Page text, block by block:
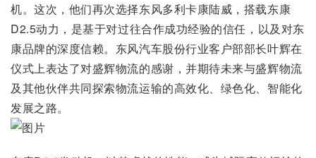
机。这次，他们再次选择东风多利卡康陆威，搭载东康
D2.5动力，是基于对过往合作成功经验的信任，以及对东
康品牌的深度信赖。东风汽车股份行业客户部部长叶辉在
仪式上表达了对盛辉物流的感谢，并期待未来与盛辉物流
及其他伙伴共同探索物流运输的高效化、绿色化、智能化
发展之路。